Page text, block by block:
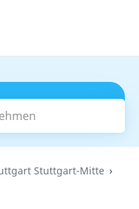
Stuttgart-Mitte